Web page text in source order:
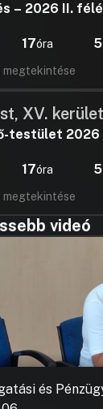
– 2026 II.
17óra
megtekintése
XV.
testület 2026
17óra
megtekintése
videó
és